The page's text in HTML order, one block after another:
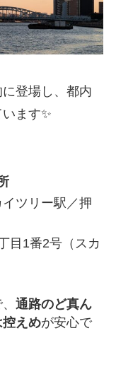
登場し、都内
ます✨
ツリー駅／押
目1番2号（スカ
通路のど真ん
えめが安心で